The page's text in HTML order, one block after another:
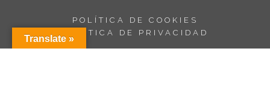
POLÍTICA DE COOKIES
POLÍTICA DE PRIVACIDAD
Translate »